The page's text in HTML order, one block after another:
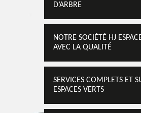
D’ARBRE
NOTRE SOCIÉTÉ HJ
AVEC LA QUALITÉ
SERVICES COMPLETS ET
ESPACES VERTS